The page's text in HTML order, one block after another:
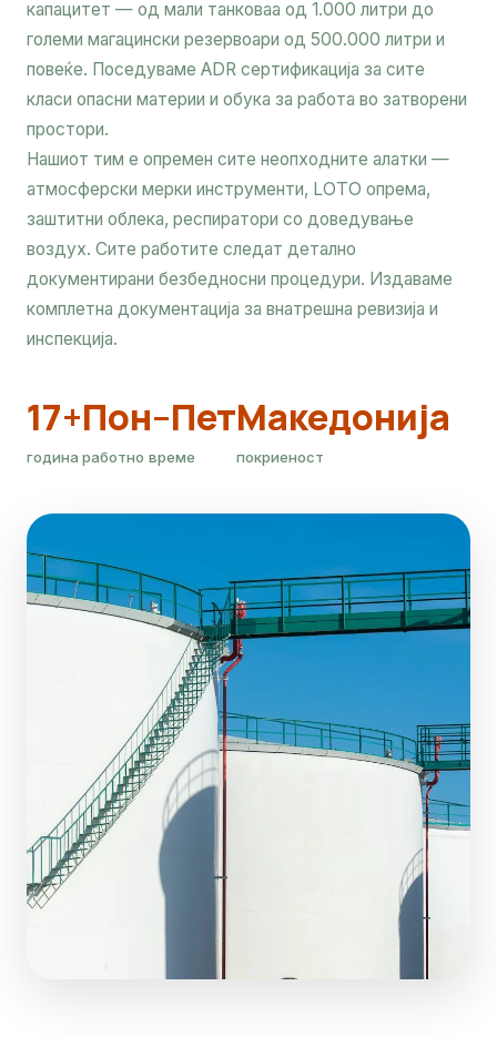
капацитет — од мали танковаа од 1.000 литри до
големи магацински резервоари од 500.000 литри и
повеќе. Поседуваме ADR сертификација за сите
класи опасни материи и обука за работа во затворени
простори.
Нашиот тим е опремен сите неопходните алатки —
атмосферски мерки инструменти, LOTO опрема,
заштитни облека, респиратори со доведување
воздух. Сите работите следат детално
документирани безбедносни процедури. Издаваме
комплетна документација за внатрешна ревизија и
инспекција.
17+
година
Пон–Пет
работно време
Македонија
покриеност